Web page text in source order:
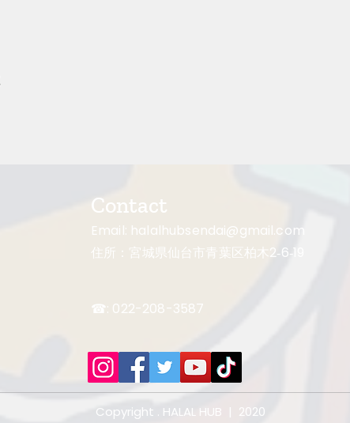
Contact
Email: halalhubsendai@gmail.com
住所：宮城県仙台市青葉区柏木2‐6‐19
☎: 022-208-3587
Copyright . HALAL HUB | 2020